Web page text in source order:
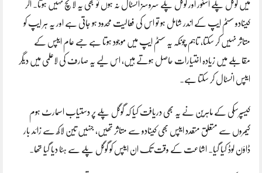
میں گوگل پلے اسٹور اور گوگل پلے سروسز انسٹال نہ ہوں تو بھی یہ لانچ نہیں ہوتا۔ اگر
کینادو سسٹم ایپ کے اندر شامل ہو تو اس کی فعالیت محدود ہو جاتی ہے اور یہ ہر ایپ کو
متاثر نہیں کر سکتا، تاہم چونکہ یہ سسٹم ایپ میں موجود ہوتا ہے جسے عام ایپس کے
مقابلے میں زیادہ اختیارات حاصل ہوتے ہیں، اس لیے یہ صارف کی لاعلمی میں دیگر
ایپس انسٹال کر سکتا ہے۔
کیسپرسکی کے ماہرین نے یہ بھی دریافت کیا کہ گوگل پلے پر دستیاب اسمارٹ ہوم
کیمروں سے متعلق متعدد ایپس بھی کینادو سے متاثر تھیں، جنہیں تین لاکھ سے زائد بار
ڈاؤن لوڈ کیا گیا۔ اشاعت کے وقت تک ان ایپس کو گوگل پلے سے ہٹا دیا گیا تھا۔